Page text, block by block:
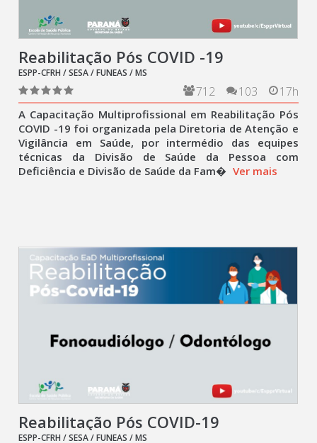
Reabilitação Pós COVID -19
ESPP-CFRH / SESA / FUNEAS / MS
17h
103
712
A Capacitação Multiprofissional em Reabilitação Pós
COVID -19 foi organizada pela Diretoria de Atenção e
Vigilância em Saúde, por intermédio das equipes
técnicas da Divisão de Saúde da Pessoa com
Deficiência e Divisão de Saúde da Fam� Ver mais
Reabilitação Pós COVID-19
ESPP-CFRH / SESA / FUNEAS / MS